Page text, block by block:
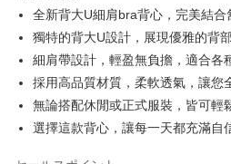
Apple Pay
JKOPAY
Google Pay
OP Pay Later
説明
全新背大U細肩bra背心，完美結合
獨特的背大U設計，展現優雅的背部
細肩帶設計，輕盈無負擔，適合各
採用高品質材質，柔軟透氣，讓您
無論搭配休閒或正式服裝，皆可輕
選擇這款背心，讓每一天都充滿自